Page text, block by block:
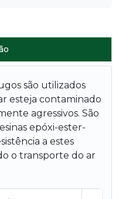
esteja contaminado
agressivos. São
epóxi-ester-
a estes
o transporte do ar